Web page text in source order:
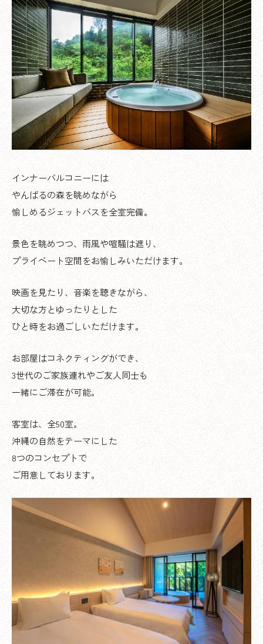
インナーバルコニーには
やんばるの森を眺めながら
愉しめるジェットバスを全室完備。
景色を眺めつつ、雨風や喧騒は遮り、
プライベート空間をお愉しみいただけます。
映画を見たり、音楽を聴きながら、
大切な方とゆったりとした
ひと時をお過ごしいただけます。
お部屋はコネクティングができ、
3世代のご家族連れやご友人同士も
一緒にご滞在が可能。
客室は、全50室。
沖縄の自然をテーマにした
8つのコンセプトで
ご用意しております。